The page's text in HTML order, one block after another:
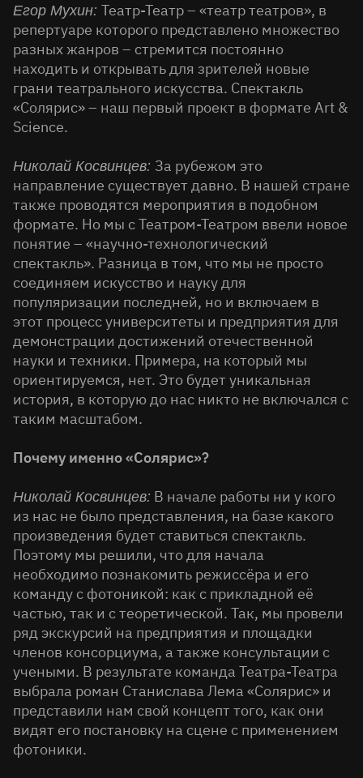
Егор Мухин: Театр-Театр – «театр театров», в
репертуаре которого представлено множество
разных жанров – стремится постоянно
находить и открывать для зрителей новые
грани театрального искусства. Спектакль
«Солярис» – наш первый проект в формате Art &
Science.
Николай Косвинцев: За рубежом это
направление существует давно. В нашей стране
также проводятся мероприятия в подобном
формате. Но мы с Театром-Театром ввели новое
понятие – «научно-технологический
спектакль». Разница в том, что мы не просто
соединяем искусство и науку для
популяризации последней, но и включаем в
этот процесс университеты и предприятия для
демонстрации достижений отечественной
науки и техники. Примера, на который мы
ориентируемся, нет. Это будет уникальная
история, в которую до нас никто не включался с
таким масштабом.
Почему именно «Солярис»?
Николай Косвинцев: В начале работы ни у кого
из нас не было представления, на базе какого
произведения будет ставиться спектакль.
Поэтому мы решили, что для начала
необходимо познакомить режиссёра и его
команду с фотоникой: как с прикладной её
частью, так и с теоретической. Так, мы провели
ряд экскурсий на предприятия и площадки
членов консорциума, а также консультации с
учеными. В результате команда Театра-Театра
выбрала роман Станислава Лема «Солярис» и
представили нам свой концепт того, как они
видят его постановку на сцене с применением
фотоники.